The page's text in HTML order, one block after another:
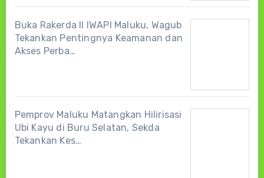
Buka Rakerda II IWAPI Maluku, Wagub
Tekankan Pentingnya Keamanan dan
Akses Perba…
Pemprov Maluku Matangkan Hilirisasi
Ubi Kayu di Buru Selatan, Sekda
Tekankan Kes…